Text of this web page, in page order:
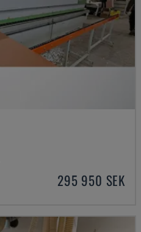
295 950 SEK